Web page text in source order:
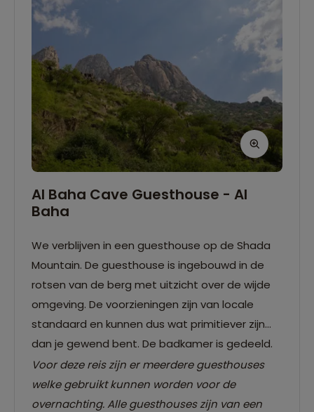
Al Baha Cave Guesthouse - Al
Baha
We verblijven in een guesthouse op de Shada
Mountain. De guesthouse is ingebouwd in de
rotsen van de berg met uitzicht over de wijde
omgeving. De voorzieningen zijn van locale
standaard en kunnen dus wat primitiever zijn
dan je gewend bent. De badkamer is gedeeld.
Voor deze reis zijn er meerdere guesthouses
welke gebruikt kunnen worden voor de
overnachting. Alle guesthouses zijn van een